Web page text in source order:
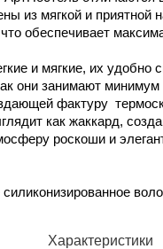
из мягкой и приятной
обеспечивает
и мягкие, их удобно
они занимают
фактуру
как жаккард,
роскоши и
Характеристики